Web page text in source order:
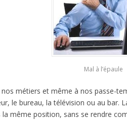
Mal à l’épaule
nos métiers et même à nos passe-
le bureau, la télévision ou au bar.
la même position, sans se rendre